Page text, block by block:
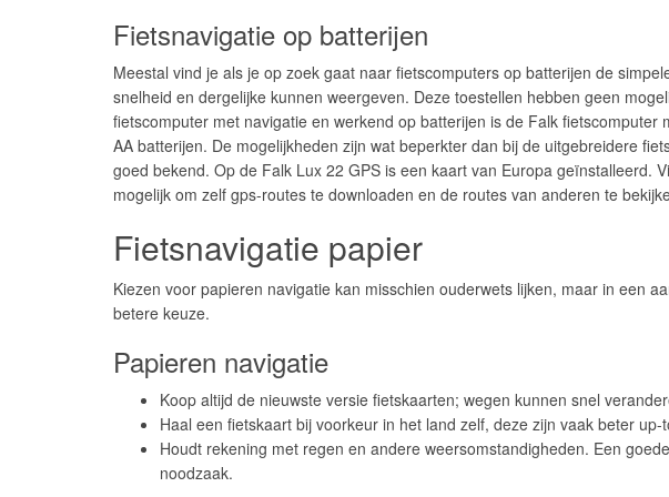
Fietsnavigatie op batterijen
Meestal vind je als je op zoek gaat naar fietscomputers op batterijen de
snelheid en dergelijke kunnen weergeven. Deze toestellen hebben geen
fietscomputer met navigatie en werkend op batterijen is de Falk fietscomputer
AA batterijen. De mogelijkheden zijn wat beperkter dan bij de uitgebreidere
goed bekend. Op de Falk Lux 22 GPS is een kaart van Europa geïnstalleerd.
mogelijk om zelf gps-routes te downloaden en de routes van anderen te
Fietsnavigatie papier
Kiezen voor papieren navigatie kan misschien ouderwets lijken, maar in een
betere keuze.
Papieren navigatie
Koop altijd de nieuwste versie fietskaarten; wegen kunnen snel
Haal een fietskaart bij voorkeur in het land zelf, deze zijn vaak beter up-
Houdt rekening met regen en andere weersomstandigheden. Een goede
noodzaak.